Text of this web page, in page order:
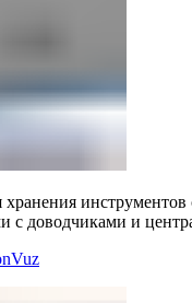
хранения
доводчиками и